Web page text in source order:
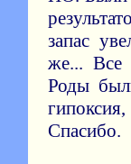
запас
же... Все
Роды
Спасибо.